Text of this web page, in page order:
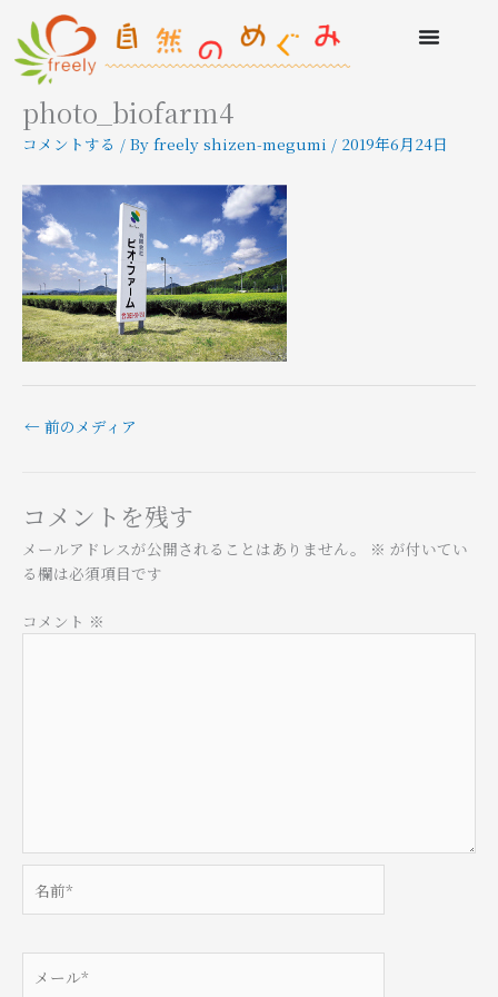
photo_biofarm4
コメントする / By freely shizen-megumi / 2019年6月24日
← 前のメディア
コメントを残す
メールアドレスが公開されることはありません。 ※ が付いてい
る欄は必須項目です
コメント ※
前
ー